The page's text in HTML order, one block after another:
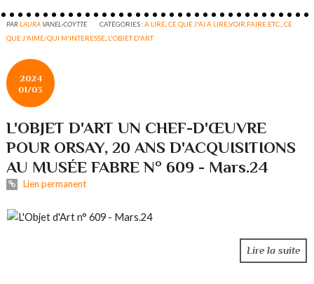
PARLAURAVANEL-COYTTE CATÉGORIES :A LIRE ,CE QUE J'AI A LIRE,VOIR,FAIRE ETC. ,CE
QUE J'AIME/QUI M'INTERESSE L'OBJET D'ART
2024
01/03
L'OBJET D'ART UN CHEF-D'ŒUVRE
POUR ORSAY, 20 ANS D'ACQUISITIONS
AU MUSÉE FABRE N° 609 - Mars.24
Lien permanent
Lire la suite